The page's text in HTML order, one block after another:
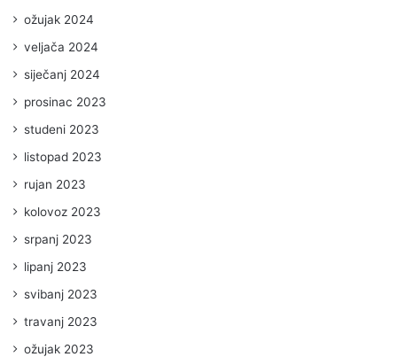
ožujak 2024
veljača 2024
siječanj 2024
prosinac 2023
studeni 2023
listopad 2023
rujan 2023
kolovoz 2023
srpanj 2023
lipanj 2023
svibanj 2023
travanj 2023
ožujak 2023